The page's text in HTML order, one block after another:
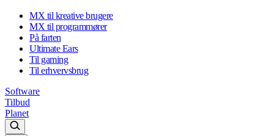
MX til kreative brugere
MX til programmører
På farten
Ultimate Ears
Til gaming
Til erhvervsbrug
Software
Tilbud
Planet